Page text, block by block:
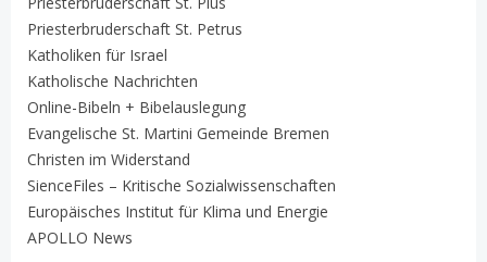
Priesterbruderschaft St. Petrus
Katholiken für Israel
Katholische Nachrichten
Online-Bibeln + Bibelauslegung
Evangelische St. Martini Gemeinde Bremen
Christen im Widerstand
SienceFiles – Kritische Sozialwissenschaften
Europäisches Institut für Klima und Energie
APOLLO News